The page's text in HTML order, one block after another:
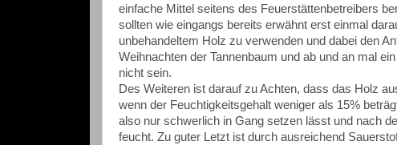
einfache Mittel seitens des Feuerstättenbetreibers
sollten wie eingangs bereits erwähnt erst einmal
unbehandeltem Holz zu verwenden und dabei den
Weihnachten der Tannenbaum und ab und an mal
nicht sein.
Des Weiteren ist darauf zu Achten, dass das Holz
wenn der Feuchtigkeitsgehalt weniger als 15%
also nur schwerlich in Gang setzen lässt und nach
feucht. Zu guter Letzt ist durch ausreichend